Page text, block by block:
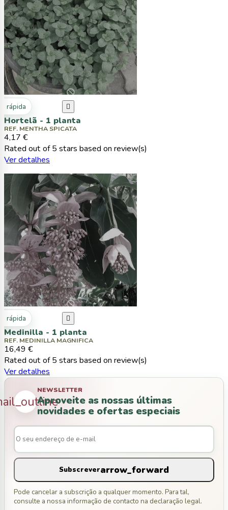
rápida 
Hortelã - 1 planta
REF. MENTHA SPICATA
4,17 €
Rated out of 5 stars based on review(s)
Ver detalhes
rápida 
Medinilla - 1 planta
REF. MEDINILLA MAGNIFICA
16,49 €
Rated out of 5 stars based on review(s)
Ver detalhes
NEWSLETTER
Aproveite as nossas últimas
novidades e ofertas especiais
Subscreverarrow_forward
Pode cancelar a subscrição a qualquer momento. Para tal,
consulte a nossa informação de contacto na declaração legal.